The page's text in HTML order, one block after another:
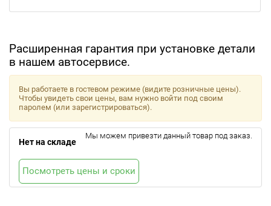
Расширенная гарантия при установке детали
в нашем автосервисе.
Вы работаете в гостевом режиме (видите розничные цены).
Чтобы увидеть свои цены, вам нужно войти под своим
паролем (или зарегистрироваться).
Нет на складе
Мы можем привезти данный товар под заказ.
Посмотреть цены и сроки